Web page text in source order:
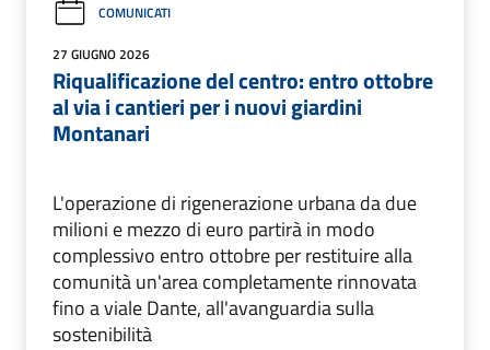
COMUNICATI
27 GIUGNO 2026
Riqualificazione del centro: entro ottobre
al via i cantieri per i nuovi giardini
Montanari
L'operazione di rigenerazione urbana da due
milioni e mezzo di euro partirà in modo
complessivo entro ottobre per restituire alla
comunità un'area completamente rinnovata
fino a viale Dante, all'avanguardia sulla
sostenibilità